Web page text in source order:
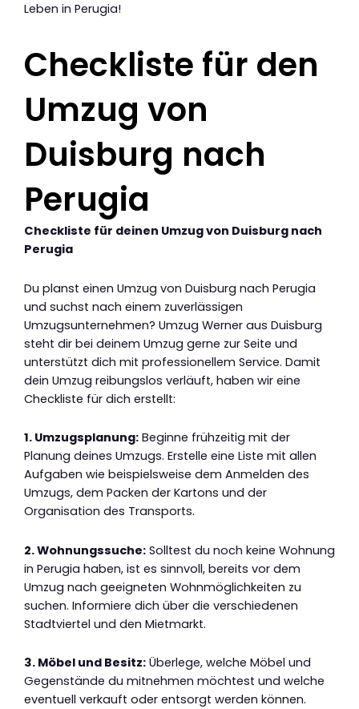
Leben in Perugia!
Checkliste für den
Umzug von
Duisburg nach
Perugia
Checkliste für deinen Umzug von Duisburg nach
Perugia
Du planst einen Umzug von Duisburg nach Perugia
und suchst nach einem zuverlässigen
Umzugsunternehmen? Umzug Werner aus Duisburg
steht dir bei deinem Umzug gerne zur Seite und
unterstützt dich mit professionellem Service. Damit
dein Umzug reibungslos verläuft, haben wir eine
Checkliste für dich erstellt:
1. Umzugsplanung: Beginne frühzeitig mit der
Planung deines Umzugs. Erstelle eine Liste mit allen
Aufgaben wie beispielsweise dem Anmelden des
Umzugs, dem Packen der Kartons und der
Organisation des Transports.
2. Wohnungssuche: Solltest du noch keine Wohnung
in Perugia haben, ist es sinnvoll, bereits vor dem
Umzug nach geeigneten Wohnmöglichkeiten zu
suchen. Informiere dich über die verschiedenen
Stadtviertel und den Mietmarkt.
3. Möbel und Besitz: Überlege, welche Möbel und
Gegenstände du mitnehmen möchtest und welche
eventuell verkauft oder entsorgt werden können.